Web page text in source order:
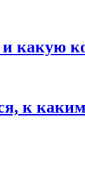
какую
к